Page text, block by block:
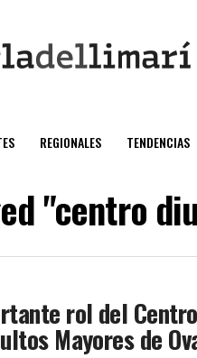
REGIONALES TENDENCIAS
"centro
rol del Centro
Mayores de